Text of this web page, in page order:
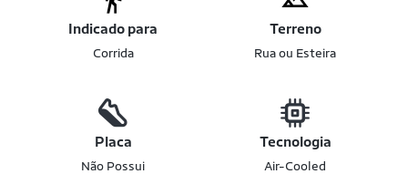
Indicado para
Corrida
Terreno
Rua ou Esteira
Placa
Não Possui
Tecnologia
Air-Cooled